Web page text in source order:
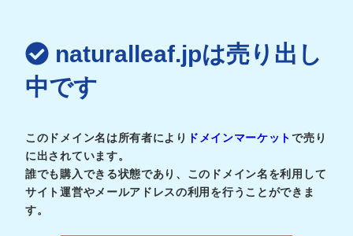
naturalleaf.jpは売り出し
中です
このドメイン名は所有者により ドメインマーケットで売り
に出されています。
誰でも購入できる状態であり、このドメイン名を利用して
サイト運営やメールアドレスの利用を行うことができま
す。